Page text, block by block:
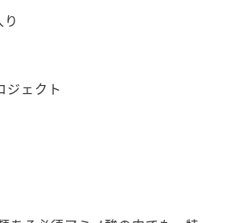
ジェクト